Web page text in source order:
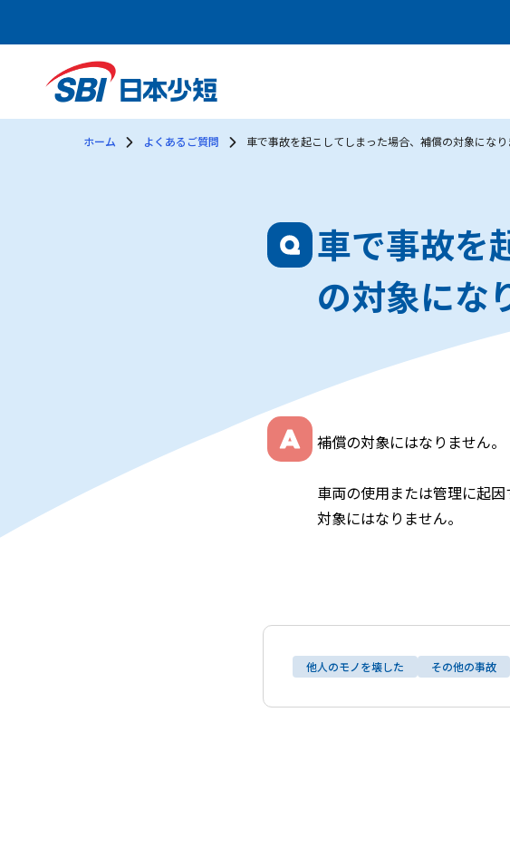
ホーム よくあるご質問 車で事故を起こしてしまった場合、補償の対象になり
車で事故を
の対象にな
補償の対象にはなりません。
車両の使用または管理に起
対象にはなりません。
他人のモノを壊した その他の事故